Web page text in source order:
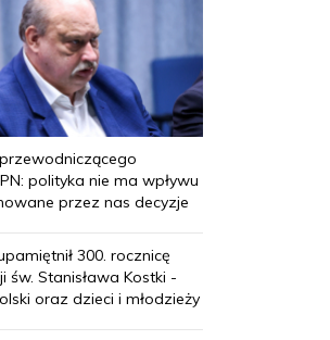
polityka nie ma wpływu
przez nas decyzje
300. rocznicę
św. Stanisława Kostki -
oraz dzieci i młodzieży